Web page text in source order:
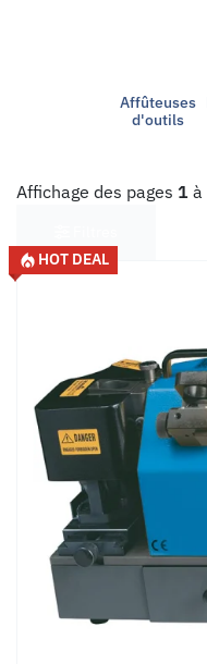
Affûteuses
d'outils
Affichage des pages 1 à
HOT DEAL